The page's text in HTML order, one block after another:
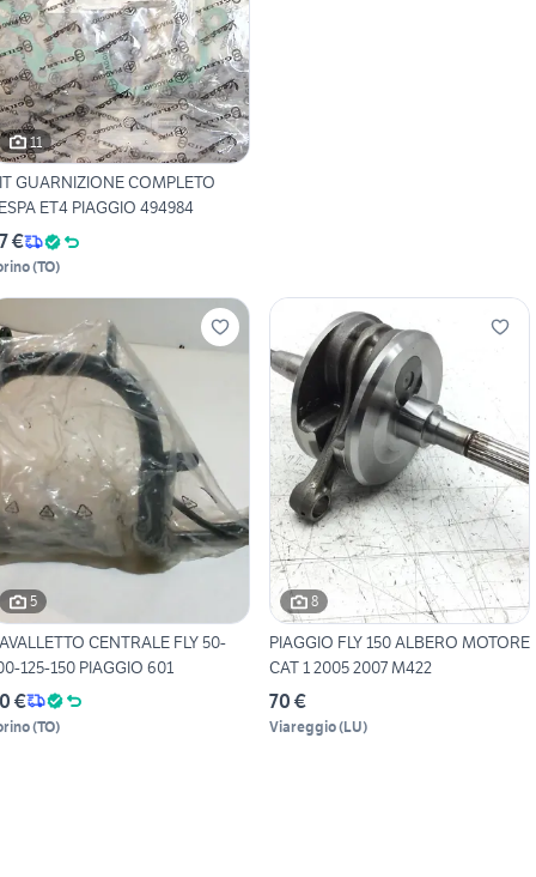
11
GUARNIZIONE COMPLETO
ET4 PIAGGIO 494984
€
(TO)
5
CENTRALE FLY 50-
125-150 PIAGGIO 601
€
(TO)
8
PIAGGIO FLY 150 ALBERO MOTORE
CAT 1 2005 2007 M422
70 €
Viareggio(LU)